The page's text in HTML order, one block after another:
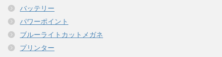
バッテリー
パワーポイント
ブルーライトカットメガネ
プリンター